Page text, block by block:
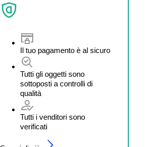
Il tuo pagamento è al sicuro
Tutti gli oggetti sono
sottoposti a controlli di
qualità
Tutti i venditori sono
verificati